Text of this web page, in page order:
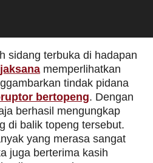
sidang terbuka di hadapan
memperlihatkan
tindak pidana
bertopeng. Dengan
berhasil mengungkap
di balik topeng tersebut.
yang merasa sangat
juga berterima kasih